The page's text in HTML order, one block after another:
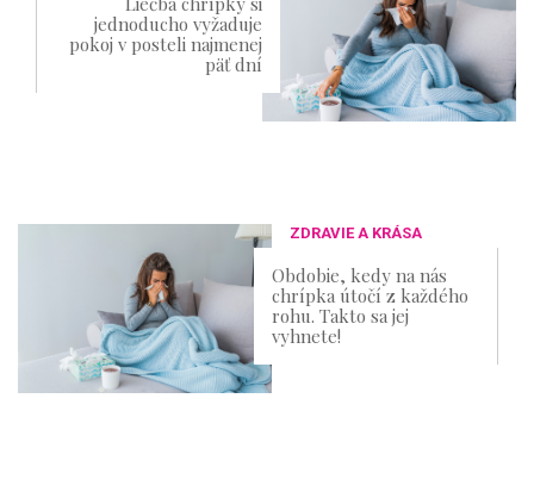
jednoducho vyžaduje
pokoj v posteli najmenej
päť dní
ZDRAVIE A KRÁSA
Obdobie, kedy na nás
chrípka útočí z každého
rohu. Takto sa jej
vyhnete!